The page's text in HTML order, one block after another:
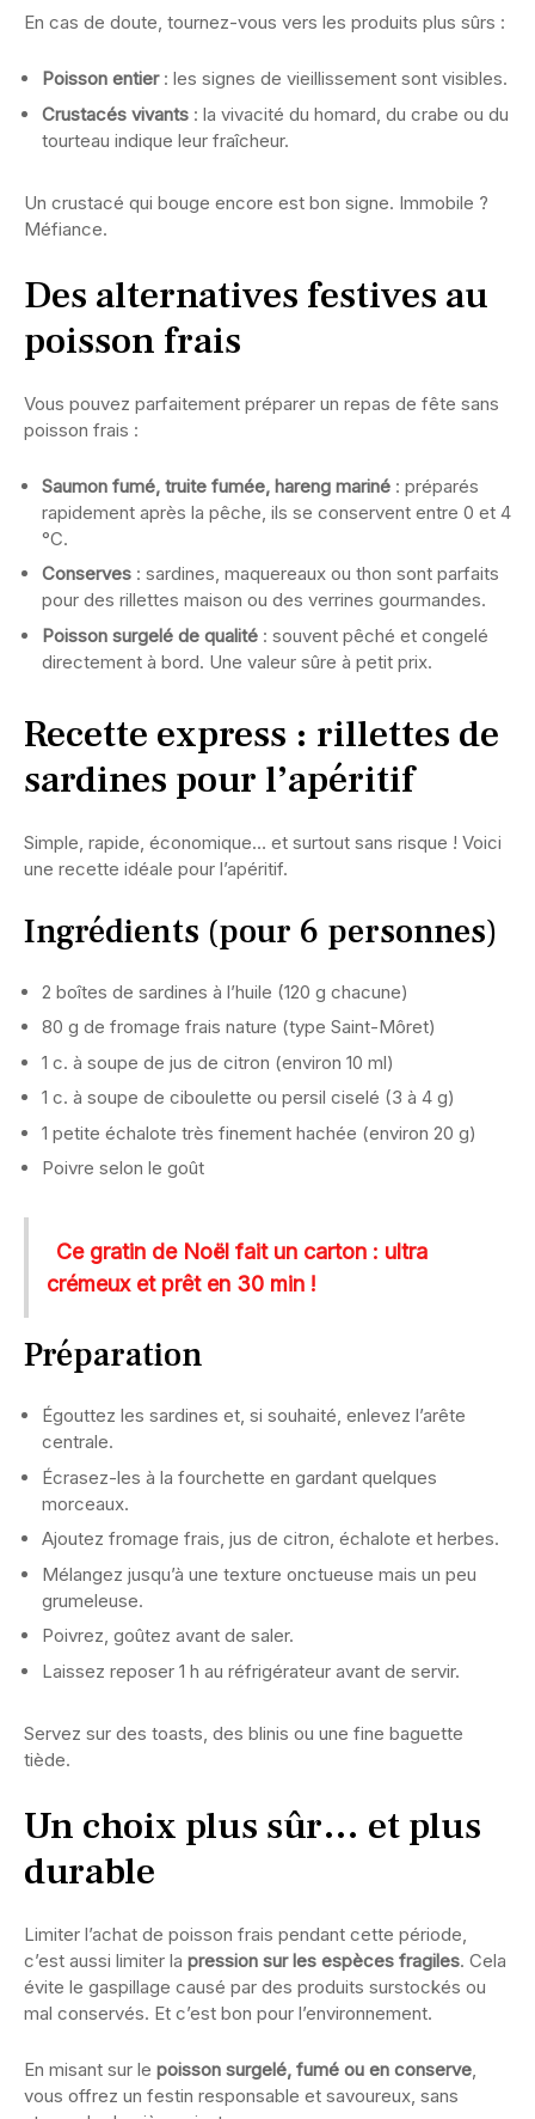
En cas de doute, tournez-vous vers les produits plus sûrs :
Poisson entier: les signes de vieillissement sont visibles.
Crustacés vivants : la vivacité du homard, du crabe ou du
tourteau indique leur fraîcheur.
Un crustacé qui bouge encore est bon signe. Immobile ?
Méfiance.
Des alternatives festives au
poisson frais
Vous pouvez parfaitement préparer un repas de fête sans
poisson frais :
Saumon fumé, truite fumée, hareng mariné : préparés
rapidement après la pêche, ils se conservent entre 0 et 4
°C.
Conserves : sardines, maquereaux ou thon sont parfaits
pour des rillettes maison ou des verrines gourmandes.
Poisson surgelé de qualité : souvent pêché et congelé
directement à bord. Une valeur sûre à petit prix.
Recette express : rillettes de
sardines pour l’apéritif
Simple, rapide, économique… et surtout sans risque ! Voici
une recette idéale pour l’apéritif.
Ingrédients (pour 6 personnes)
2 boîtes de sardines à l’huile (120 g chacune)
80 g de fromage frais nature (type Saint-Môret)
1 c. à soupe de jus de citron (environ 10 ml)
1 c. à soupe de ciboulette ou persil ciselé (3 à 4 g)
1 petite échalote très finement hachée (environ 20 g)
Poivre selon le goût
Ce gratin de Noël fait un carton : ultra
crémeux et prêt en 30 min !
Préparation
Égouttez les sardines et, si souhaité, enlevez l’arête
centrale.
Écrasez-les à la fourchette en gardant quelques
morceaux.
Ajoutez fromage frais, jus de citron, échalote et herbes.
Mélangez jusqu’à une texture onctueuse mais un peu
grumeleuse.
Poivrez, goûtez avant de saler.
Laissez reposer 1 h au réfrigérateur avant de servir.
Servez sur des toasts, des blinis ou une fine baguette
tiède.
Un choix plus sûr… et plus
durable
Limiter l’achat de poisson frais pendant cette période,
c’est aussi limiter la pression sur les espèces fragiles. Cela
évite le gaspillage causé par des produits surstockés ou
mal conservés. Et c’est bon pour l’environnement.
En misant sur le poisson surgelé, fumé ou en conserve
vous offrez un festin responsable et savoureux, sans